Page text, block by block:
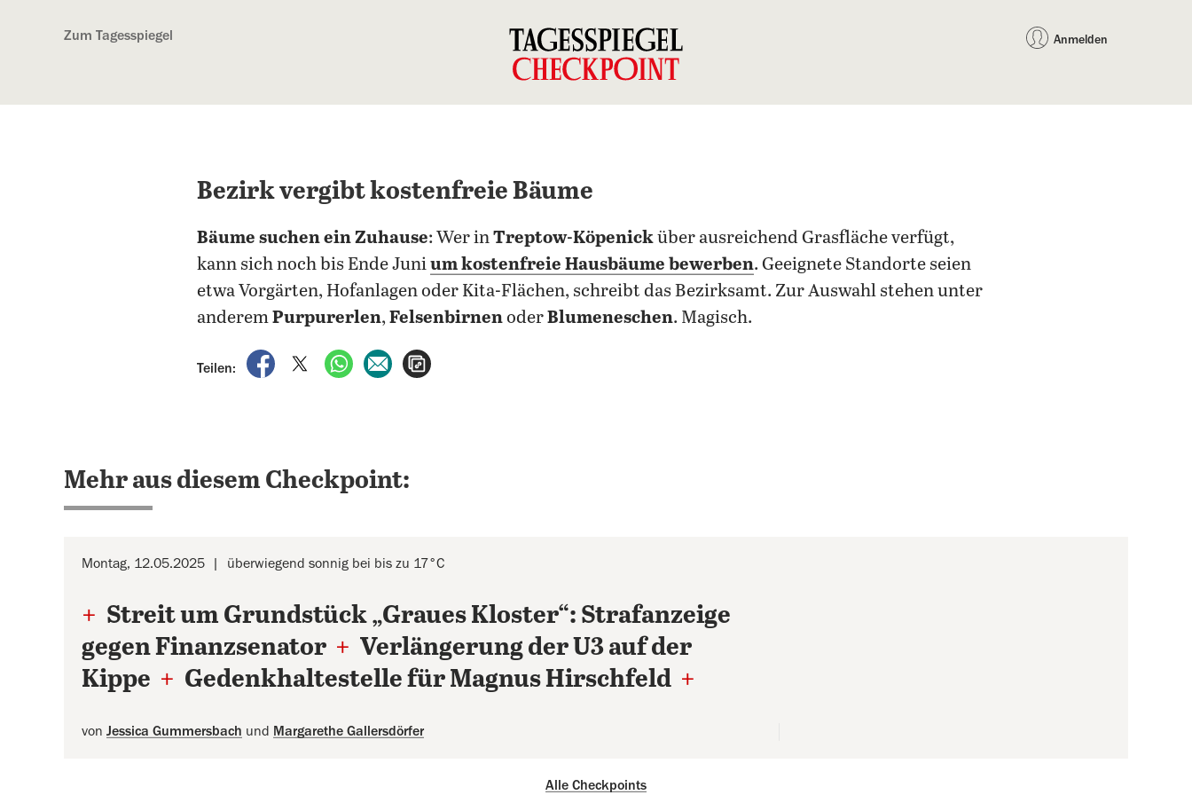
Zum Tagesspiegel Anmelden
Bezirk vergibt kostenfreie Bäume
Bäume suchen ein Zuhause: Wer inTreptow-Köpenicküber ausreichend Grasfläche verfügt,
kann sich noch bis Ende Junium kostenfreie Hausbäume bewerben. Geeignete Standorte seien
etwa Vorgärten, Hofanlagen oder Kita-Flächen, schreibt das Bezirksamt. Zur Auswahl stehen unter
anderemPurpurerlen,FelsenbirnenoderBlumeneschen. Magisch.
Teilen:
auf Facebook teilen
auf X teilenper WhatsApp teilen
per E-Mail teilen
Mehr aus diesem Checkpoint:
Montag, 12.05.2025 überwiegend sonnig bei bis zu 17°C
+ Streit um Grundstück „Graues Kloster“: Strafanzeige
gegen Finanzsenator + Verlängerung der U3 auf der
Kippe + Gedenkhaltestelle für Magnus Hirschfeld +
von Jessica Gummersbach und Margarethe Gallersdörfer
Alle Checkpoints